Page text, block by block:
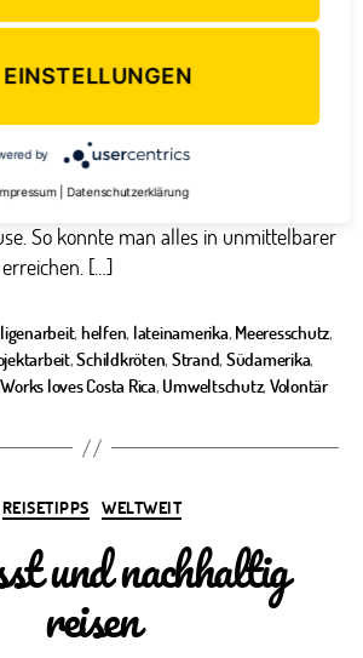
18 Jahre, erzählt uns von den
im Schildkrötenprojekt
Sprachschule Meine Reise begann in
die sehr herzlich und
Sprachschule war nicht weit entfernt
So konnte man alles in unmittelbarer
[…]
, helfen, lateinamerika, Meeresschutz,
,Schildkröten, Strand, Südamerika,
loves Costa Rica, Umweltschutz, Volontär
Kategorien
REISETIPPS WELTWEIT
und nachhaltig
reisen
EINSTELLUNGEN
by
Datenschutzerklärung